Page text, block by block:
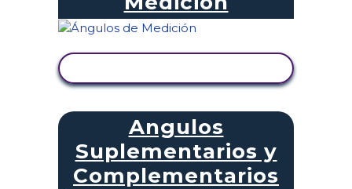
Angulos
Suplementarios y
Complementarios